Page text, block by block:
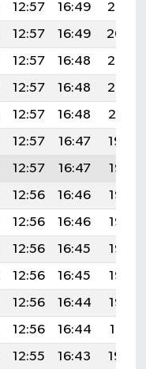
12:57 16:49
20:05
12:57 16:49
20:04
12:57 16:48
20:03
12:57 16:48
20:02
12:57 16:48
20:01
12:57 16:47
19:59
12:57 16:47
19:58
12:56 16:46
19:57
12:56 16:46
19:56
12:56 16:45
19:55
12:56 16:45
19:53
12:56 16:44
19:52
12:56 16:44
19:51
12:55 16:43
19:49